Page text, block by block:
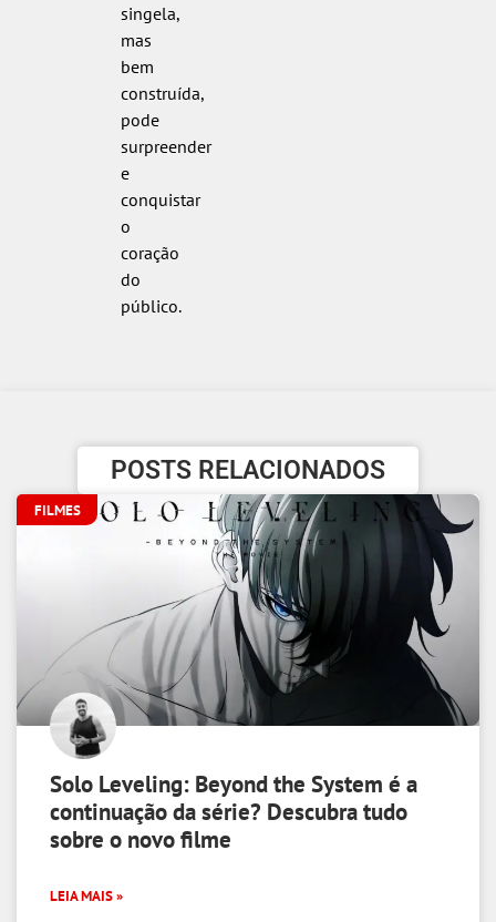
singela,
mas
bem
construída,
pode
surpreender
e
conquistar
o
coração
do
público.
POSTS RELACIONADOS
FILMES
Solo Leveling: Beyond the System é a
continuação da série? Descubra tudo
sobre o novo filme
LEIA MAIS »